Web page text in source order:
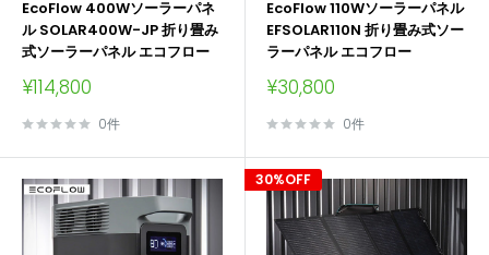
EcoFlow 400Wソーラーパネ
ル SOLAR400W-JP 折り畳み
式ソーラーパネル エコフロー
販
価
¥114,800
0件
EcoFlow 110Wソーラーパネル
EFSOLAR110N 折り畳み式ソー
ラーパネル エコフロー
販
価
¥30,800
0件
30%OFF